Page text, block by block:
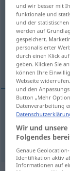
Niedergangm
Übersicht
(Für mehr Details
déclin,
déclinm
décadencef
und wir besser mit
funktionale und
und der
werden auf
gespeichert.
personalisierter
durch einen Klick
geben. Klicken Sie
können Ihre
Webseite
und den
Button „Mehr
Datenverarbeitung
Wir und
Folgendes
Genaue
Identifikation aktiv
Informationen auf